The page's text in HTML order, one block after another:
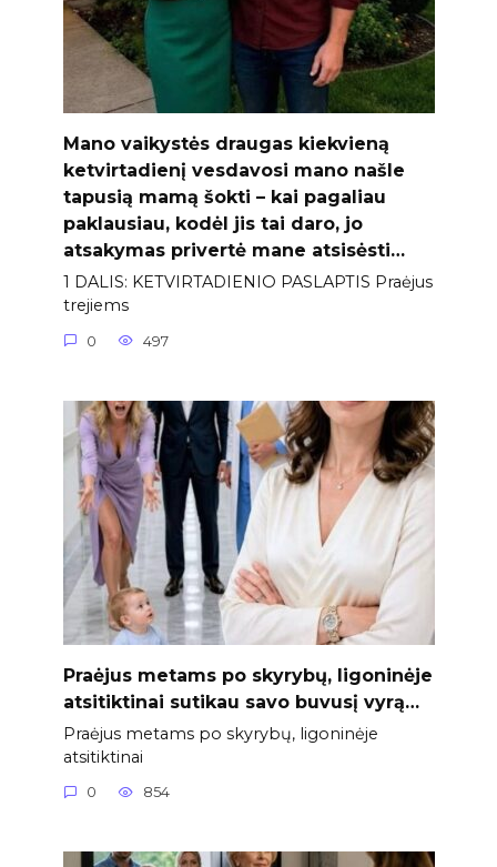
Mano vaikystės draugas kiekvieną
ketvirtadienį vesdavosi mano našle
tapusią mamą šokti – kai pagaliau
paklausiau, kodėl jis tai daro, jo
atsakymas privertė mane atsisėsti…
1 DALIS: KETVIRTADIENIO PASLAPTIS Praėjus
trejiems
0 497
Praėjus metams po skyrybų, ligoninėje
atsitiktinai sutikau savo buvusį vyrą…
Praėjus metams po skyrybų, ligoninėje
atsitiktinai
0 854